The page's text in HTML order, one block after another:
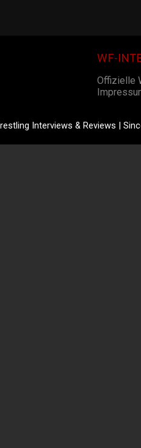
WF-
Offizielle
Interviews & Reviews |